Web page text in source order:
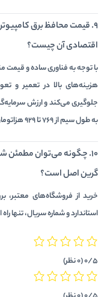
اقتصادی آن چیست؟
با توجه به فناوری ساده و قیمت
هزینه‌های بالا در تعمیر و
به طول سیم از 769 تا 929 هزاتومان متفاوت است.
گرین اصل است؟
خرید از فروشگاه‌های معتبر،
استاندارد و شماره سریال،
0/5(0 نظر)